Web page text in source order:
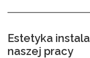
Estetyka
naszej pracy